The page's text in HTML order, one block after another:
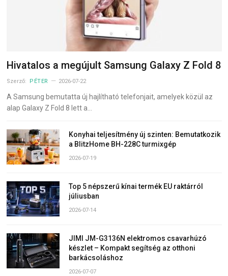
Hivatalos a megújult Samsung Galaxy Z Fold 8
Szerző: PÉTER 2026-07-22
A Samsung bemutatta új hajlítható telefonjait, amelyek közül az
alap Galaxy Z Fold 8 lett a…
Konyhai teljesítmény új szinten: Bemutatkozik
a BlitzHome BH-228C turmixgép
2026-07-19
Top 5 népszerű kínai termék EU raktárról
júliusban
2026-07-14
JIMI JM-G3136N elektromos csavarhúzó
készlet – Kompakt segítség az otthoni
barkácsoláshoz
2026-07-07